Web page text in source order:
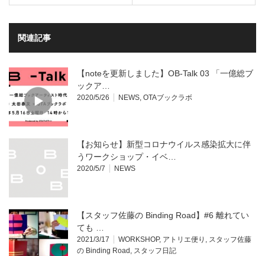
関連記事
【noteを更新しました】OB-Talk 03 「一億総ブ
ックア…
2020/5/26 NEWS, OTAブックラボ
【お知らせ】新型コロナウイルス感染拡大に伴
うワークショップ・イベ…
2020/5/7 NEWS
【スタッフ佐藤の Binding Road】#6 離れてい
ても …
2021/3/17 WORKSHOP, アトリエ便り , スタッフ佐藤
の Binding Road , スタッフ日記